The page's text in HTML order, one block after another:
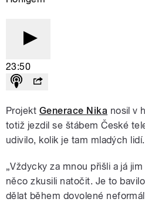
23:50
Projekt Generace Nika nosil v
totiž jezdil se štábem České
udivilo, kolik je tam mladých lidí.
„Vždycky za mnou přišli a já
něco zkusili natočit. Je to
dělat během dovolené